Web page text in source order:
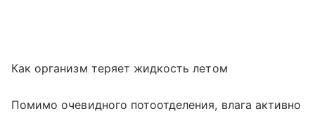
Как организм теряет жидкость летом
Помимо очевидного потоотделения, влага активно